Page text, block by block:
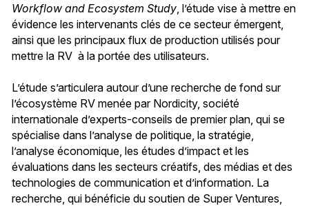
Workflow and Ecosystem Study , l’étude vise à mettre en
évidence les intervenants clés de ce secteur émergent,
ainsi que les principaux flux de production utilisés pour
mettre la RV à la portée des utilisateurs.
L’étude s’articulera autour d’une recherche de fond sur
l’écosystème RV menée par Nordicity, société
internationale d’experts-conseils de premier plan, qui se
spécialise dans l’analyse de politique, la stratégie,
l’analyse économique, les études d’impact et les
évaluations dans les secteurs créatifs, des médias et des
technologies de communication et d’information. La
recherche, qui bénéficie du soutien de Super Ventures,